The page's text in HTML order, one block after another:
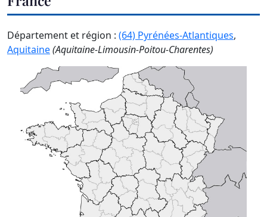
Département et région : (64) Pyrénées-Atlantiques,
Aquitaine(Aquitaine-Limousin-Poitou-Charentes)